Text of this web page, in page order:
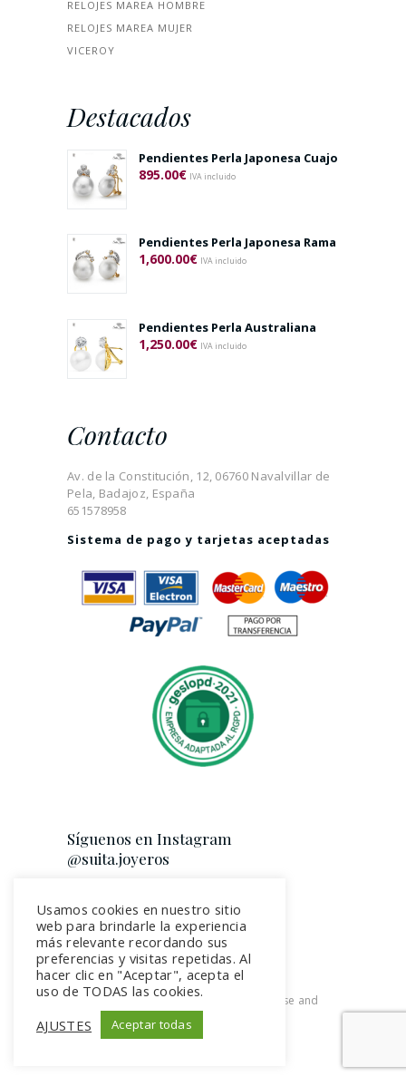
RELOJES MAREA HOMBRE
RELOJES MAREA MUJER
VICEROY
Destacados
Pendientes Perla Japonesa Cuajo
895.00€ IVA incluido
Pendientes Perla Japonesa Rama
1,600.00€ IVA incluido
Pendientes Perla Australiana
1,250.00€ IVA incluido
Contacto
Av. de la Constitución, 12, 06760 Navalvillar de
Pela, Badajoz, España
651578958
Sistema de pago y tarjetas aceptadas
Síguenos en Instagram
@suita.joyeros
2026. All rights reserved. Terms of use and
Privacy Policy
Usamos cookies en nuestro sitio
web para brindarle la experiencia
más relevante recordando sus
preferencias y visitas repetidas. Al
hacer clic en "Aceptar", acepta el
uso de TODAS las cookies.
AJUSTES
Aceptar todas